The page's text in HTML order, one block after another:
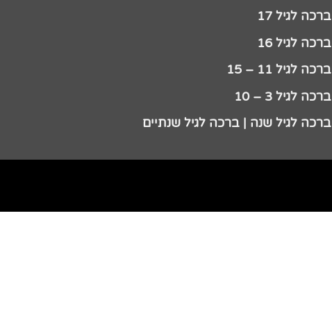
ברכה לגיל 17
ברכה לגיל 16
ברכה לגיל 11 – 15
ברכה לגיל 3 – 10
ברכה לגיל שנה | ברכה לגיל שנתיים